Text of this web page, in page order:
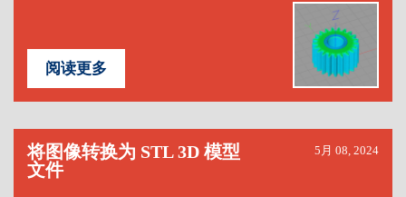
阅读更多
将图像转换为 STL 3D 模型
文件
5月 08, 2024